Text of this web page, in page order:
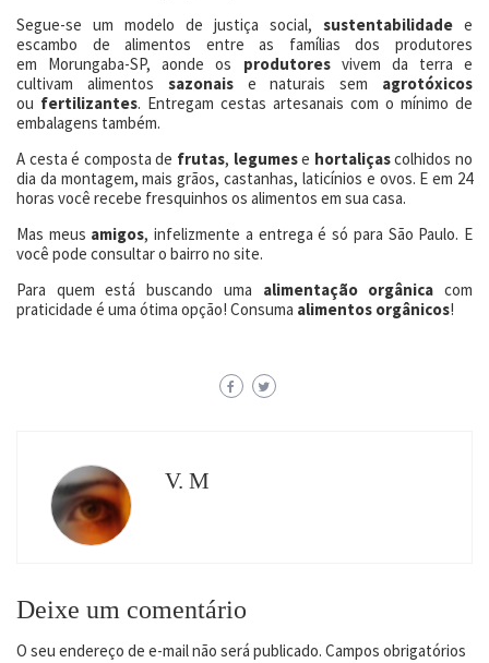
Segue-se um modelo de justiça social, sustentabilidade e
escambo de alimentos entre as famílias dos produtores
em Morungaba-SP, aonde os produtores vivem da terra e
cultivam alimentos sazonaise naturais sem agrotóxicos
ou fertilizantes. Entregam cestas artesanais com o mínimo de
embalagens também.
A cesta é composta de frutas, legumese hortaliçascolhidos no
dia da montagem, mais grãos, castanhas, laticínios e ovos. E em 24
horas você recebe fresquinhos os alimentos em sua casa.
Mas meus amigos, infelizmente a entrega é só para São Paulo. E
você pode consultar o bairro no site.
Para quem está buscando uma alimentação orgânica com
praticidade é uma ótima opção! Consuma alimentos orgânicos!
V. M
Deixe um comentário
O seu endereço de e-mail não será publicado. Campos obrigatórios